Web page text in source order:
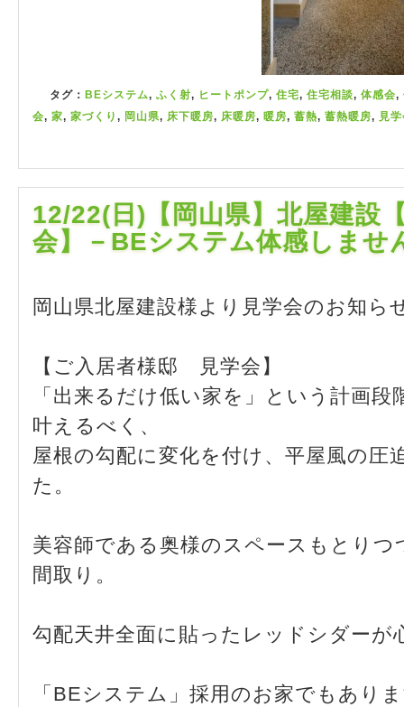
タグ： BEシステム, ふく射, ヒートポンプ, 住宅, 住宅相談, 体感会,
会, 家, 家づくり , 岡山県, 床下暖房, 床暖房, 暖房, 蓄熱, 蓄熱暖房, 見
12/22(日)【岡山県】北屋建設
会】－BEシステム体感しませ
岡山県北屋建設様より見学会のお知ら
【ご入居者様邸 見学会】
「出来るだけ低い家を」という計画
叶えるべく、
屋根の勾配に変化を付け、平屋風の圧
た。
美容師である奥様のスペースもとり
間取り。
勾配天井全面に貼ったレッドシダーが
「BEシステム」採用のお家でもあり